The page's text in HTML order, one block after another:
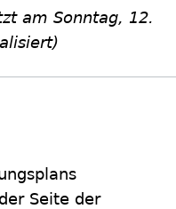
am Sonntag, 12.
Seite der